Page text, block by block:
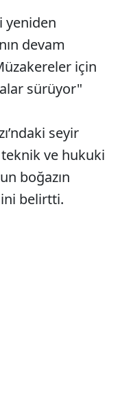
yeniden
devam
için
sürüyor"
seyir
ve hukuki
boğazın
belirtti.